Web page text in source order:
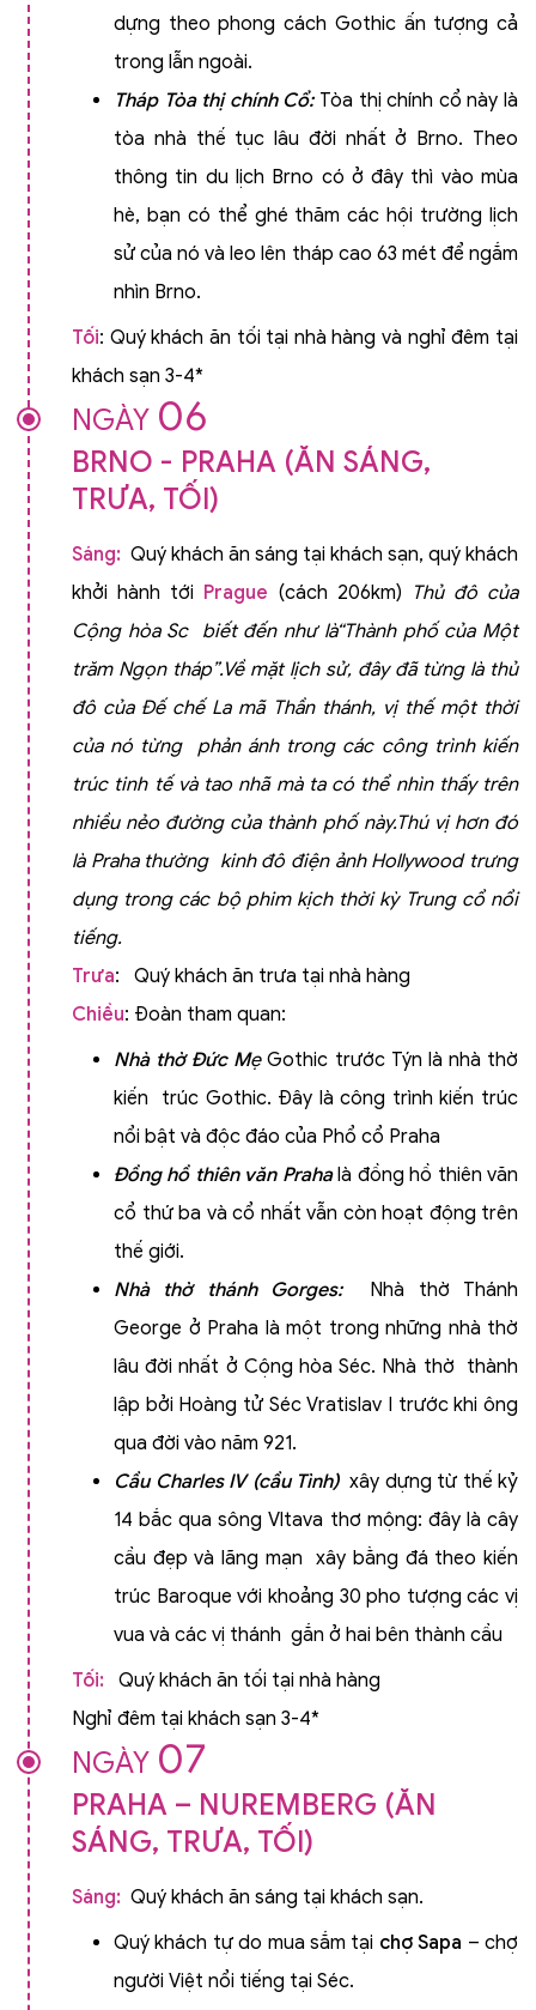
dựng theo phong cách Gothic ấn tượng cả
trong lẫn ngoài.
Tháp Tòa thị chính Cổ:Tòa thị chính cổ này là
tòa nhà thế tục lâu đời nhất ở Brno. Theo
thông tin du lịch Brno có ở đây thì vào mùa
hè, bạn có thể ghé thăm các hội trường lịch
sử của nó và leo lên tháp cao 63 mét để ngắm
nhìn Brno.
Tối: Quý khách ăn tối tại nhà hàng và nghỉ đêm tại
khách sạn 3-4*
NGÀY 06
BRNO - PRAHA (ĂN SÁNG,
TRƯA, TỐI)
Sáng: Quý khách ăn sáng tại khách sạn, quý khách
khởi hành tới Prague (cách 206km) Thủ đô của
Cộng hòa Sc biết đến như là“Thành phố của Một
trăm Ngọn tháp”.Về mặt lịch sử, đây đã từng là thủ
đô của Đế chế La mã Thần thánh, vị thế một thời
của nó từng phản ánh trong các công trình kiến
trúc tinh tế và tao nhã mà ta có thể nhìn thấy trên
nhiều nẻo đường của thành phố này.Thú vị hơn đó
là Praha thường kinh đô điện ảnh Hollywood trưng
dụng trong các bộ phim kịch thời kỳ Trung cổ nổi
tiếng.
Trưa: Quý khách ăn trưa tại nhà hàng
Chiều: Đoàn tham quan:
Nhà thờ Đức MẹGothic trước Týn là nhà thờ
kiến trúc Gothic. Đây là công trình kiến trúc
nổi bật và độc đáo của Phổ cổ Praha
Đồng hồ thiên văn Prahalà đồng hồ thiên văn
cổ thứ ba và cổ nhất vẫn còn hoạt động trên
thế giới.
Nhà thờ thánh Gorges: Nhà thờ Thánh
George ở Praha là một trong những nhà thờ
lâu đời nhất ở Cộng hòa Séc. Nhà thờ thành
lập bởi Hoàng tử Séc Vratislav I trước khi ông
qua đời vào năm 921.
Cầu Charles IV (cầu Tình)xây dựng từ thế kỷ
14 bắc qua sông Vltava thơ mộng: đây là cây
cầu đẹp và lãng mạn xây bằng đá theo kiến
trúc Baroque với khoảng 30 pho tượng các vị
vua và các vị thánh gắn ở hai bên thành cầu
Tối: Quý khách ăn tối tại nhà hàng
Nghỉ đêm tại khách sạn 3-4*
NGÀY 07
PRAHA – NUREMBERG (ĂN
SÁNG, TRƯA, TỐI)
Sáng: Quý khách ăn sáng tại khách sạn.
Quý khách tự do mua sắm tại chợ Sapa – chợ
người Việt nổi tiếng tại Séc.